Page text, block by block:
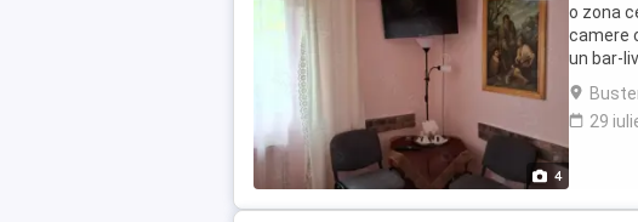
4
o zona
camere
un bar-
29